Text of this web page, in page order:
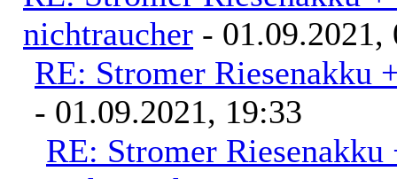
nichtraucher - 01.09.2021,
RE: Stromer Riesenakku
- 01.09.2021, 19:33
RE: Stromer